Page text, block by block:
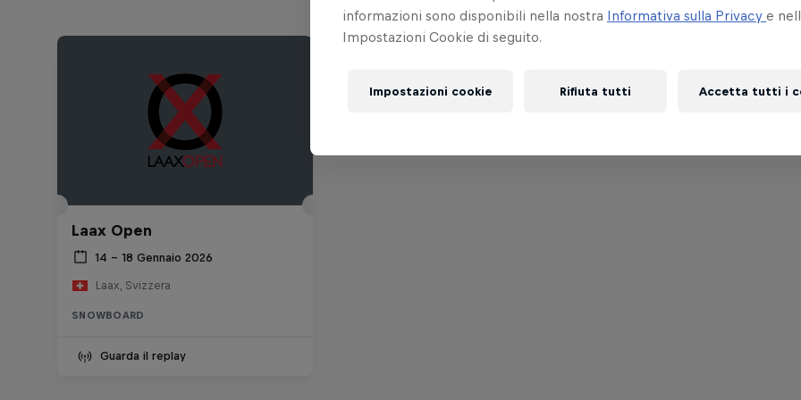
Laax Open
14 – 18 Gennaio 2026
Laax, Svizzera
SNOWBOARD
Guarda il replay
informazioni sono disponibili nella nostra Informativa sulla Privacy e
Impostazioni Cookie di seguito.
Impostazioni cookie Rifiuta tutti Accetta tutti i